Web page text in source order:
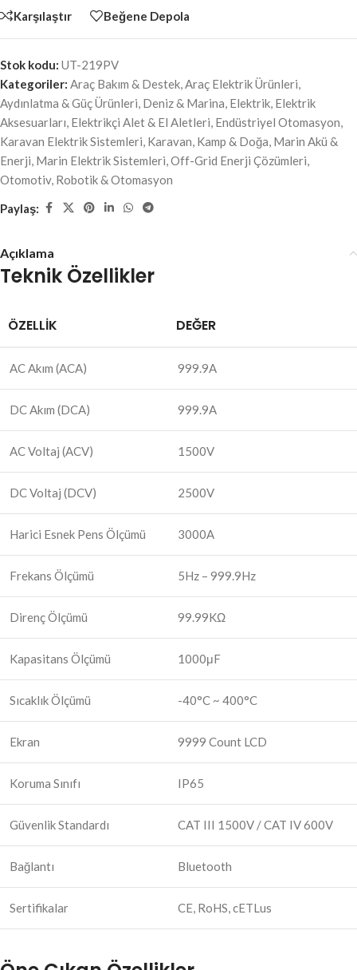
Karşılaştır Beğene Depola
Stok kodu: UT-219PV
Kategoriler: Araç Bakım & Destek,Araç Elektrik Ürünleri,
Aydınlatma & Güç Ürünleri, Deniz & Marina, Elektrik, Elektrik
Aksesuarları, Elektrikçi Alet & El Aletleri, Endüstriyel Otomasyon,
Karavan Elektrik Sistemleri, Karavan, Kamp & Doğa, Marin Akü &
Enerji, Marin Elektrik Sistemleri,Off-Grid Enerji Çözümleri,
Otomotiv, Robotik & Otomasyon
Paylaş:
Açıklama
Teknik Özellikler
ÖZELLIK DEĞER
AC Akım (ACA) 999.9A
DC Akım (DCA) 999.9A
AC Voltaj (ACV) 1500V
DC Voltaj (DCV) 2500V
Harici Esnek Pens Ölçümü 3000A
Frekans Ölçümü 5Hz – 999.9Hz
Direnç Ölçümü 99.99KΩ
Kapasitans Ölçümü 1000μF
Sıcaklık Ölçümü -40°C ~ 400°C
Ekran 9999 Count LCD
Koruma Sınıfı IP65
Güvenlik Standardı CAT III 1500V / CAT IV 600V
Bağlantı Bluetooth
Sertifikalar CE, RoHS, cETLus